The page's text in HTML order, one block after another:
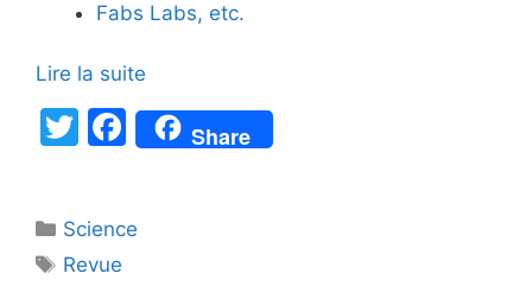
Fabs Labs, etc.
Lire la suite
T
er
F
a
e
Share
Catégories
Science
Étiquettes
Revue